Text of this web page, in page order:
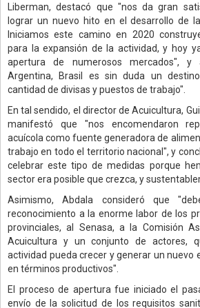
Liberman, destacó que "nos da gran
lograr un nuevo hito en el desarrollo de
Iniciamos este camino en 2020
para la expansión de la actividad, y hoy
apertura de numerosos mercados",
Argentina, Brasil es sin duda un
cantidad de divisas y puestos de trabajo".
En tal sendido, el director de Acuicultura,
manifestó que "nos encomendaron
acuícola como fuente generadora de
trabajo en todo el territorio nacional", y
celebrar este tipo de medidas porque
sector era posible que crezca, y
Asimismo, Abdala consideró que
reconocimiento a la enorme labor de los
provinciales, al Senasa, a la Comisión
Acuicultura y un conjunto de actores,
actividad pueda crecer y generar un nuevo
en términos productivos".
El proceso de apertura fue iniciado el
envío de la solicitud de los requisitos